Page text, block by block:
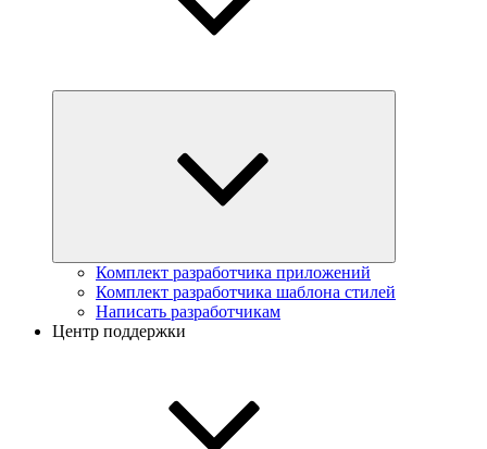
Комплект разработчика приложений
Комплект разработчика шаблона стилей
Написать разработчикам
Центр поддержки